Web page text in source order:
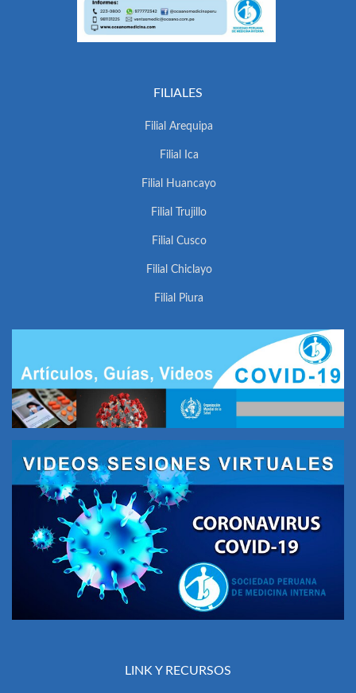
FILIALES
Filial Arequipa
Filial Ica
Filial Huancayo
Filial Trujillo
Filial Cusco
Filial Chiclayo
Filial Piura
LINK Y RECURSOS